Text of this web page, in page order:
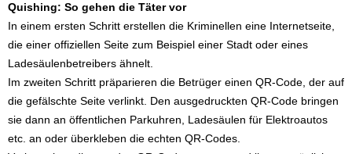
Quishing: So gehen die Täter vor
In einem ersten Schritt erstellen die Kriminellen eine Internetseite,
die einer offiziellen Seite zum Beispiel einer Stadt oder eines
Ladesäulenbetreibers ähnelt.
Im zweiten Schritt präparieren die Betrüger einen QR-Code, der auf
die gefälschte Seite verlinkt. Den ausgedruckten QR-Code bringen
sie dann an öffentlichen Parkuhren, Ladesäulen für Elektroautos
etc. an oder überkleben die echten QR-Codes.